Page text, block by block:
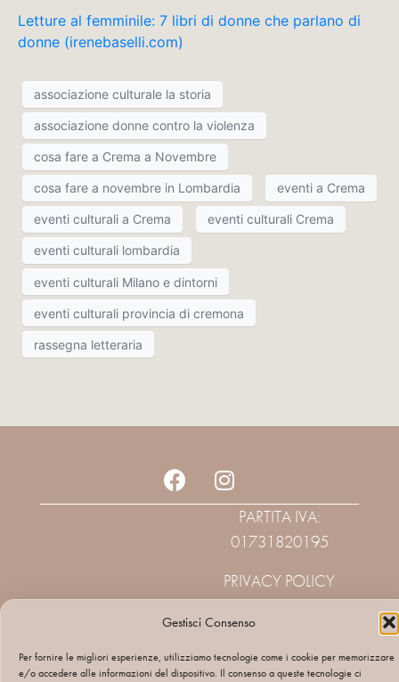
Gestisci Consenso
Per fornire le migliori esperienze, utilizziamo tecnologie come i cookie per memorizzare
e/o accedere alle informazioni del dispositivo. Il consenso a queste tecnologie ci
Letture al femminile: 7 libri di donne che parlano di
donne (irenebaselli.com)
associazione culturale la storia
associazione donne contro la violenza
cosa fare a Crema a Novembre
cosa fare a novembre in Lombardia eventi a Crema
eventi culturali a Crema eventi culturali Crema
eventi culturali lombardia
eventi culturali Milano e dintorni
eventi culturali provincia di cremona
rassegna letteraria
PARTITA IVA:
01731820195
PRIVACY POLICY